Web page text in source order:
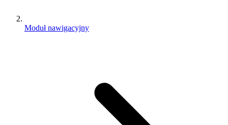
Moduł nawigacyjny